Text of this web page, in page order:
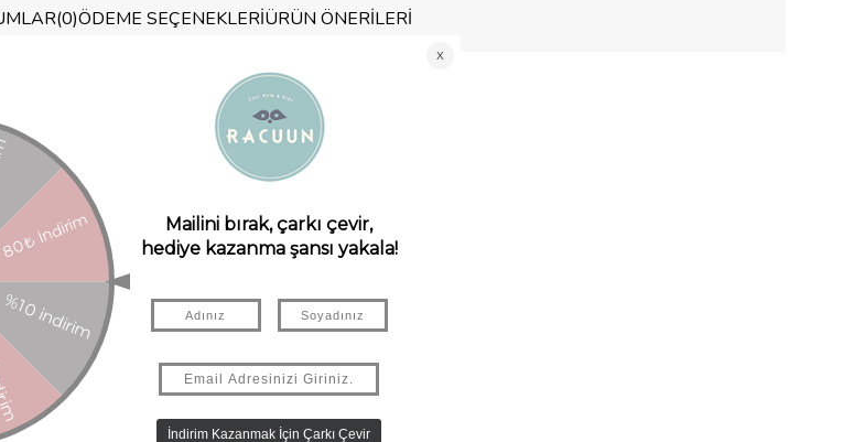
(0)ÖDEME SEÇENEKLERIÜRÜN ÖNERILERI
Olsun" demenin güzel bir yoludur.
güzelce harmanlanmıştır.
yerleştirin.
idealdir.